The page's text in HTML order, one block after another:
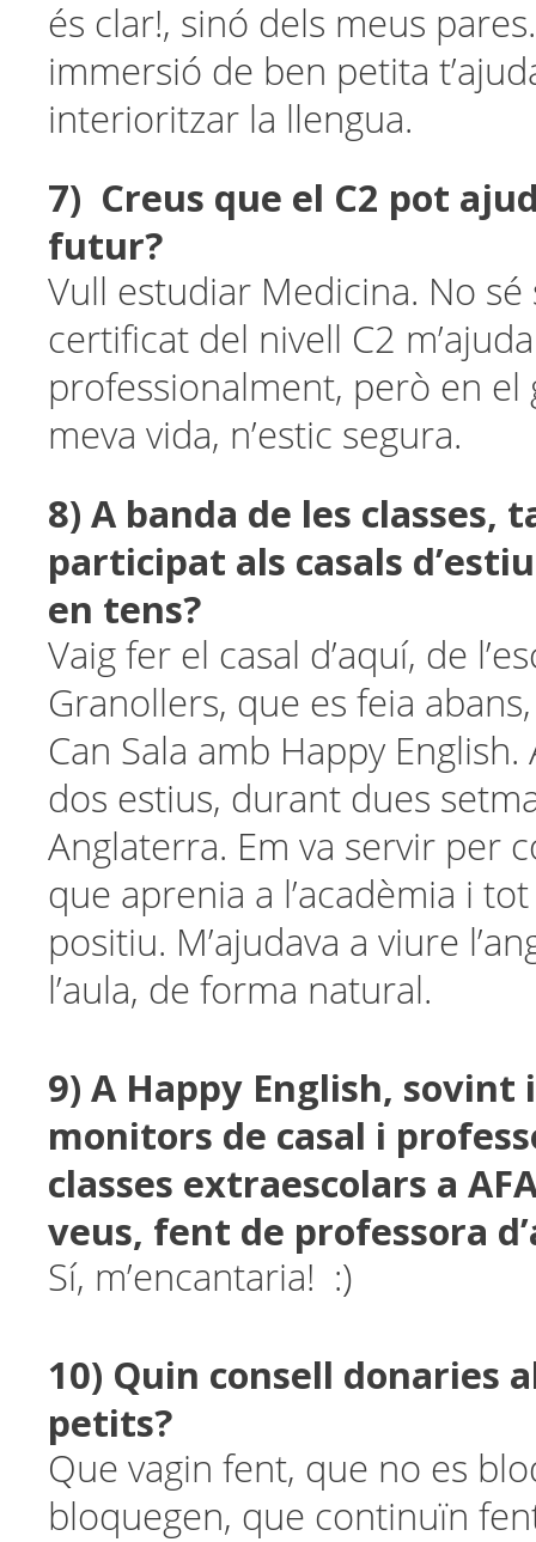
és clar!, sinó dels meus
immersió de ben petita
interioritzar la llengua.
7) Creus que el C2 pot
futur?
Vull estudiar Medicina. No
certificat del nivell C2
professionalment, però en el
meva vida, n’estic segura.
8) A banda de les classes,
participat als casals
en tens?
Vaig fer el casal d’aquí, de
Granollers, que es feia
Can Sala amb Happy
dos estius, durant dues
Anglaterra. Em va servir per
que aprenia a l’acadèmia i
positiu. M’ajudava a viure
l’aula, de forma natural.
9) A Happy English, sovint
monitors de casal i
classes extraescolars a
veus, fent de professora
Sí, m’encantaria! :)
10) Quin consell donaries
petits?
Que vagin fent, que no es
bloquegen, que continuïn